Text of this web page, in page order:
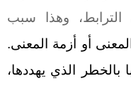
الترابط، وهذا سبب
أو أزمة المعنى.
الذي يهددها،